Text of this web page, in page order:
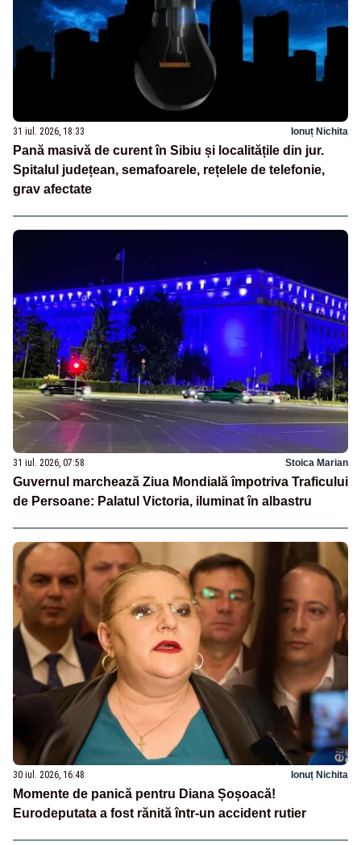
31 iul. 2026, 18:33 Ionuț Nichita
Pană masivă de curent în Sibiu și localitățile din jur.
Spitalul județean, semafoarele, rețelele de telefonie,
grav afectate
31 iul. 2026, 07:58 Stoica Marian
Guvernul marchează Ziua Mondială împotriva Traficului
de Persoane: Palatul Victoria, iluminat în albastru
30 iul. 2026, 16:48 Ionuț Nichita
Momente de panică pentru Diana Șoșoacă!
Eurodeputata a fost rănită într-un accident rutier